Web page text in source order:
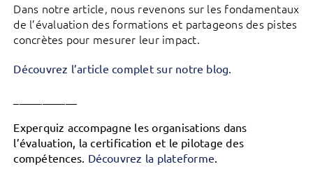
Dans notre article, nous revenons sur les fondamentaux
de l’évaluation des formations et partageons des pistes
concrètes pour mesurer leur impact.
Découvrez l’article complet sur notre blog.
Experquiz accompagne les organisations dans
l’évaluation, la certification et le pilotage des
compétences. Découvrez la plateforme.